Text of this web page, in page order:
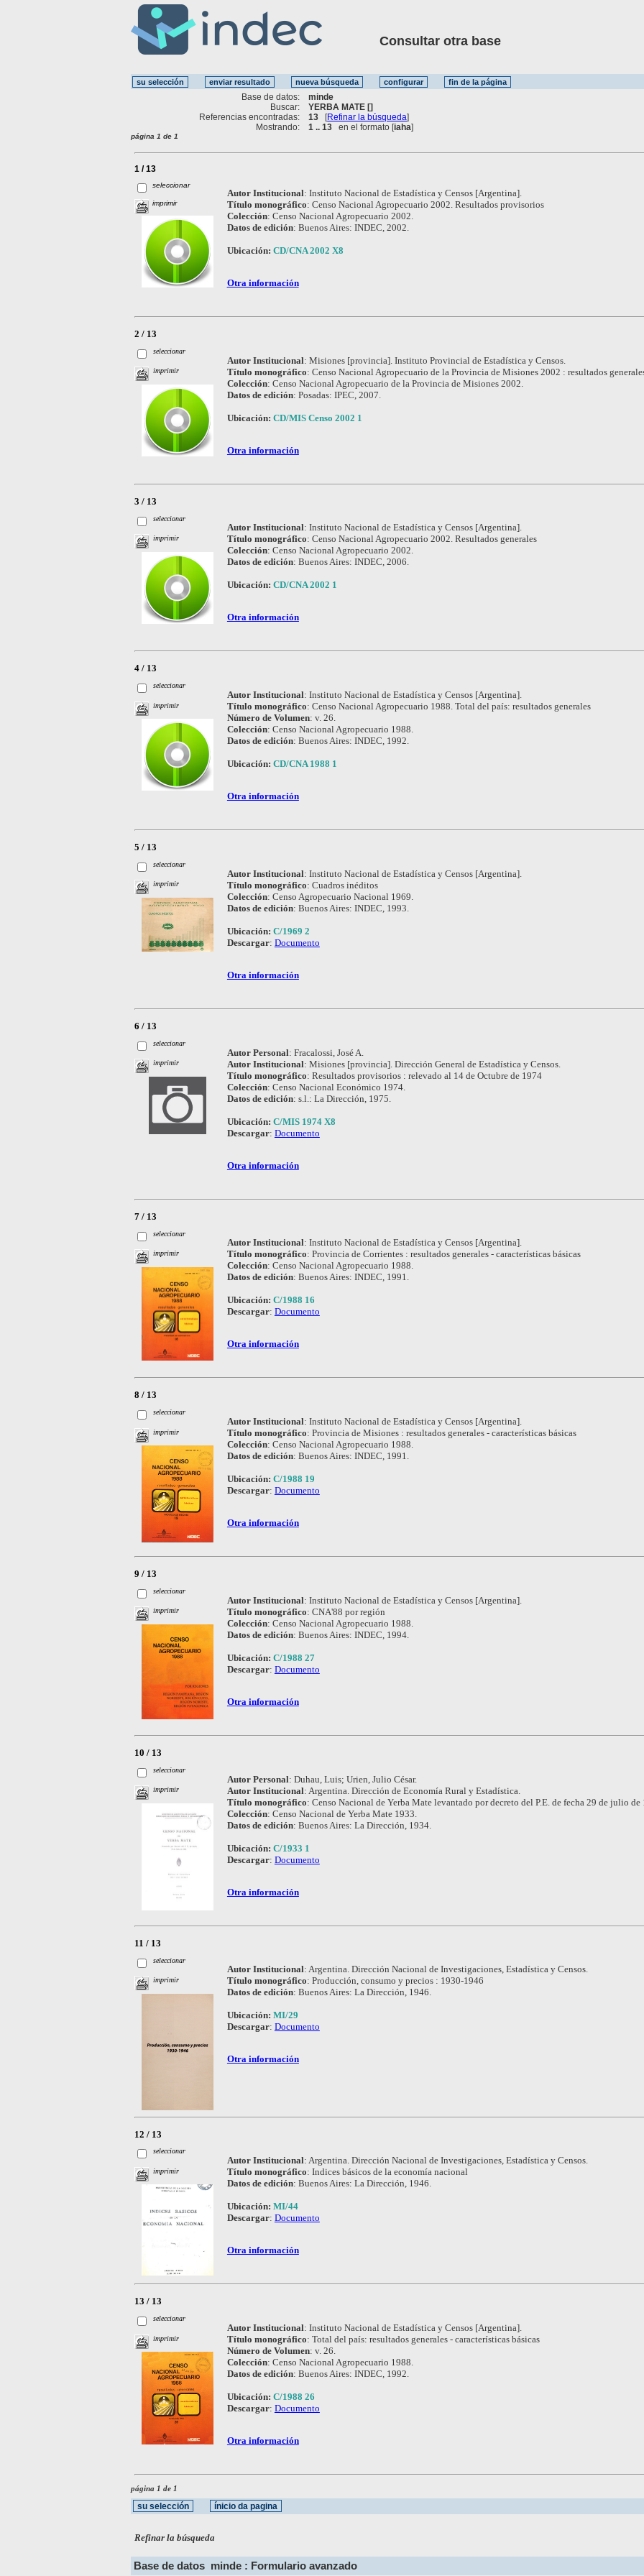
Consultar otra base
Base de datos:
minde
Buscar:
YERBA MATE []
Referencias encontradas:
13 [Refinar la búsqueda]
Mostrando:
1 .. 13 en el formato [iaha]
página 1 de 1
1 / 13
seleccionar
imprimir
Autor Institucional: Instituto Nacional de Estadística y Censos [Argentina].
Título monográfico: Censo Nacional Agropecuario 2002. Resultados provisorios
Colección: Censo Nacional Agropecuario 2002.
Datos de edición: Buenos Aires: INDEC, 2002.
Ubicación: CD/CNA 2002 X8
Otra información
2 / 13
seleccionar
imprimir
Autor Institucional: Misiones [provincia]. Instituto Provincial de Estadística y Censos.
Título monográfico: Censo Nacional Agropecuario de la Provincia de Misiones 2002 : resultados
Colección: Censo Nacional Agropecuario de la Provincia de Misiones 2002.
Datos de edición: Posadas: IPEC, 2007.
Ubicación: CD/MIS Censo 2002 1
Otra información
3 / 13
seleccionar
imprimir
Autor Institucional: Instituto Nacional de Estadística y Censos [Argentina].
Título monográfico: Censo Nacional Agropecuario 2002. Resultados generales
Colección: Censo Nacional Agropecuario 2002.
Datos de edición: Buenos Aires: INDEC, 2006.
Ubicación: CD/CNA 2002 1
Otra información
4 / 13
seleccionar
imprimir
Autor Institucional: Instituto Nacional de Estadística y Censos [Argentina].
Título monográfico: Censo Nacional Agropecuario 1988. Total del país: resultados generales
Número de Volumen: v. 26.
Colección: Censo Nacional Agropecuario 1988.
Datos de edición: Buenos Aires: INDEC, 1992.
Ubicación: CD/CNA 1988 1
Otra información
5 / 13
seleccionar
imprimir
Autor Institucional: Instituto Nacional de Estadística y Censos [Argentina].
Título monográfico: Cuadros inéditos
Colección: Censo Agropecuario Nacional 1969.
Datos de edición: Buenos Aires: INDEC, 1993.
Ubicación: C/1969 2
Descargar: Documento
Otra información
6 / 13
seleccionar
imprimir
Autor Personal: Fracalossi, José A.
Autor Institucional: Misiones [provincia]. Dirección General de Estadística y Censos.
Título monográfico: Resultados provisorios : relevado al 14 de Octubre de 1974
Colección: Censo Nacional Económico 1974.
Datos de edición: s.l.: La Dirección, 1975.
Ubicación: C/MIS 1974 X8
Descargar: Documento
Otra información
7 / 13
seleccionar
imprimir
Autor Institucional: Instituto Nacional de Estadística y Censos [Argentina].
Título monográfico: Provincia de Corrientes : resultados generales - características básicas
Colección: Censo Nacional Agropecuario 1988.
Datos de edición: Buenos Aires: INDEC, 1991.
Ubicación: C/1988 16
Descargar: Documento
Otra información
8 / 13
seleccionar
imprimir
Autor Institucional: Instituto Nacional de Estadística y Censos [Argentina].
Título monográfico: Provincia de Misiones : resultados generales - características básicas
Colección: Censo Nacional Agropecuario 1988.
Datos de edición: Buenos Aires: INDEC, 1991.
Ubicación: C/1988 19
Descargar: Documento
Otra información
9 / 13
seleccionar
imprimir
Autor Institucional: Instituto Nacional de Estadística y Censos [Argentina].
Título monográfico: CNA'88 por región
Colección: Censo Nacional Agropecuario 1988.
Datos de edición: Buenos Aires: INDEC, 1994.
Ubicación: C/1988 27
Descargar: Documento
Otra información
10 / 13
seleccionar
imprimir
Autor Personal: Duhau, Luis; Urien, Julio César.
Autor Institucional: Argentina. Dirección de Economía Rural y Estadística.
Título monográfico: Censo Nacional de Yerba Mate levantado por decreto del P.E. de fecha 29 de julio de
Colección: Censo Nacional de Yerba Mate 1933.
Datos de edición: Buenos Aires: La Dirección, 1934.
Ubicación: C/1933 1
Descargar: Documento
Otra información
11 / 13
seleccionar
imprimir
Autor Institucional: Argentina. Dirección Nacional de Investigaciones, Estadística y Censos.
Título monográfico: Producción, consumo y precios : 1930-1946
Datos de edición: Buenos Aires: La Dirección, 1946.
Ubicación: MI/29
Descargar: Documento
Otra información
12 / 13
seleccionar
imprimir
Autor Institucional: Argentina. Dirección Nacional de Investigaciones, Estadística y Censos.
Título monográfico: Indices básicos de la economía nacional
Datos de edición: Buenos Aires: La Dirección, 1946.
Ubicación: MI/44
Descargar: Documento
Otra información
13 / 13
seleccionar
imprimir
Autor Institucional: Instituto Nacional de Estadística y Censos [Argentina].
Título monográfico: Total del país: resultados generales - características básicas
Número de Volumen: v. 26.
Colección: Censo Nacional Agropecuario 1988.
Datos de edición: Buenos Aires: INDEC, 1992.
Ubicación: C/1988 26
Descargar: Documento
Otra información
página 1 de 1
Refinar la búsqueda
Base de datos minde : Formulario avanzado